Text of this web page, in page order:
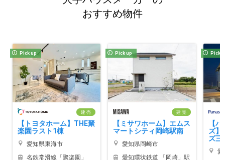
おすすめ物件
Pick up
建 売
【トヨタホーム】THE聚
楽園ラスト1棟
愛知県東海市
名鉄常滑線「聚楽園」
Pick up
建 売
【ミサワホーム】エムス
マートシティ岡崎駅南
愛知県岡崎市
愛知環状鉄道 「岡崎」駅
Pick
【
ズ】
ズ三
愛